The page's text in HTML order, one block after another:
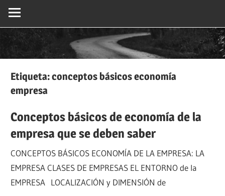
Etiqueta:conceptos básicos economía
empresa
Conceptos básicos de economía de la
empresa que se deben saber
CONCEPTOS BÁSICOS ECONOMÍA DE LA EMPRESA: LA
EMPRESA CLASES DE EMPRESAS EL ENTORNO de la
EMPRESA LOCALIZACIÓN y DIMENSIÓN de